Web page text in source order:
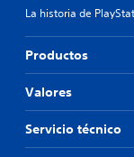
La historia de
Productos
Valores
Servicio técnico